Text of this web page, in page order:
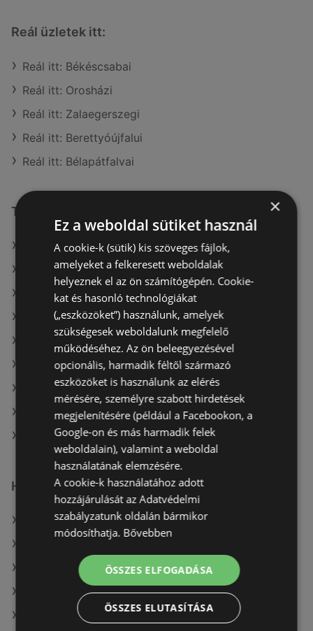
Reál üzletek itt:
Reál itt: Békéscsabai
Reál itt: Orosházi
Reál itt: Zalaegerszegi
Reál itt: Berettyóújfalui
Reál itt: Bélapátfalvai
További linkek
A(z) Reál ajánlatai
A(z) Tesco ajánlatai
A(z) Ecofamily ajánlatai
A(z) CBA aktuális akciós újságjai
A(z) Privát aktuális akciós újságjai
A(z) Coop aktuális akciós újságjai
A(z) Tesco aktuális akciós újságjai
A(z) Spar aktuális akciós újságjai
A(z) Reál üzletei itt: Sopron-Fertődi
Hasonló kiskereskedők
A(z) COOP Szolnok Zrt. ajánlatai
A(z) Spar ajánlatai
A(z) AlphaZoo ajánlatai
A(z) Lidl ajánlatai
×
Ez a weboldal sütiket használ
A cookie-k (sütik) kis szöveges fájlok,
amelyeket a felkeresett weboldalak
helyeznek el az ön számítógépén. Cookie-
kat és hasonló technológiákat
(„eszközöket”) használunk, amelyek
szükségesek weboldalunk megfelelő
működéséhez. Az ön beleegyezésével
opcionális, harmadik féltől származó
eszközöket is használunk az elérés
mérésére, személyre szabott hirdetések
megjelenítésére (például a Facebookon, a
Google-on és más harmadik felek
weboldalain), valamint a weboldal
használatának elemzésére.
A cookie-k használatához adott
hozzájárulását az Adatvédelmi
szabályzatunk oldalán bármikor
módosíthatja. Bővebben
ÖSSZES ELFOGADÁSA
ÖSSZES ELUTASÍTÁSA